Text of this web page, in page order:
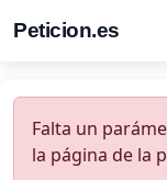
Peticion.es
Falta un
la página de la